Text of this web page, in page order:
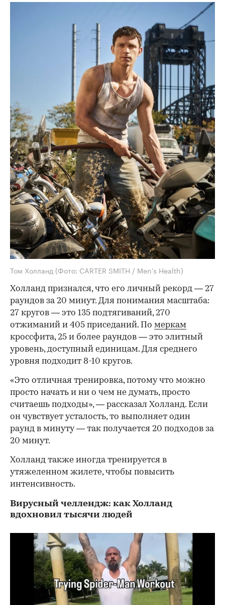
Том Холланд (Фото: CARTER SMITH / Men's Health)
Холланд признался, что его личный рекорд — 27
раундов за 20 минут. Для понимания масштаба:
27 кругов — это 135 подтягиваний, 270
отжиманий и 405 приседаний. По меркам
кроссфита, 25 и более раундов — это элитный
уровень, доступный единицам. Для среднего
уровня подходит 8-10 кругов.
«Это отличная тренировка, потому что можно
просто начать и ни о чем не думать, просто
считаешь подходы», — рассказал Холланд. Если
он чувствует усталость, то выполняет один
раунд в минуту — так получается 20 подходов за
20 минут.
Холланд также иногда тренируется в
утяжеленном жилете, чтобы повысить
интенсивность.
Вирусный челлендж: как Холланд
вдохновил тысячи людей